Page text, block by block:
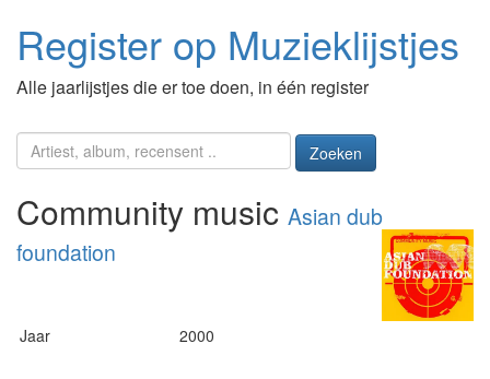
Register op Muzieklijstjes
Alle jaarlijstjes die er toe doen, in één register
Zoeken
Community music Asian dub
foundation
Jaar 2000